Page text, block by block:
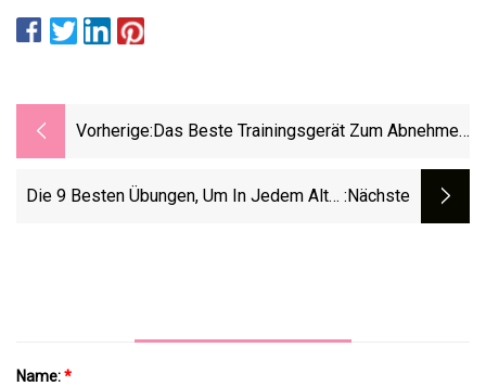
Vorherige: Das Beste Trainingsgerät Zum Abnehmen
Die 9 Besten Übungen, Um In Jedem Alter :nächste
Name:*